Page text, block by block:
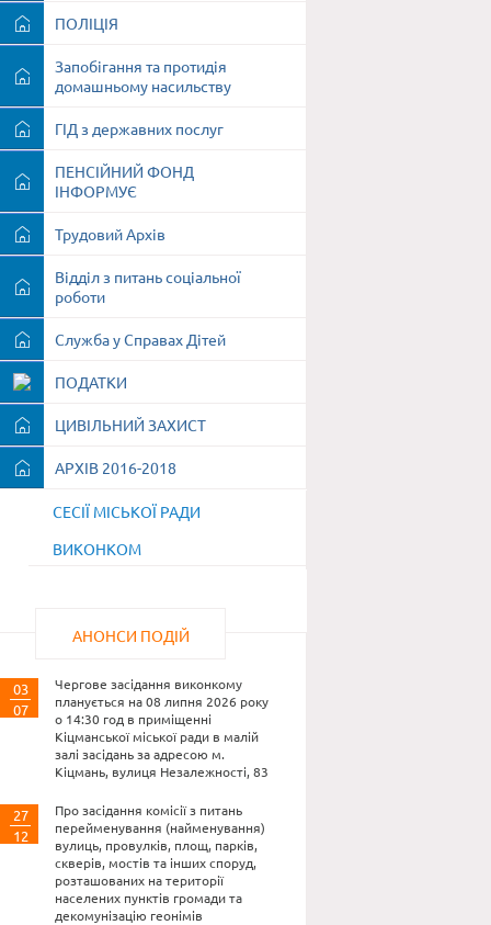
ПОЛІЦІЯ
Запобігання та протидія
домашньому насильству
ГІД з державних послуг
ПЕНСІЙНИЙ ФОНД
ІНФОРМУЄ
Трудовий Архів
Відділ з питань соціальної
роботи
Служба у Справах Дітей
ПОДАТКИ
ЦИВІЛЬНИЙ ЗАХИСТ
АРХІВ 2016-2018
СЕСІЇ МІСЬКОЇ РАДИ
ВИКОНКОМ
АНОНСИ ПОДІЙ
03
07
Чергове засідання виконкому
планується на 08 липня 2026 року
о 14:30 год в приміщенні
Кіцманської міської ради в малій
залі засідань за адресою м.
Кіцмань, вулиця Незалежності, 83
27
12
Про засідання комісії з питань
перейменування (найменування)
вулиць, провулків, площ, парків,
скверів, мостів та інших споруд,
розташованих на території
населених пунктів громади та
декомунізацію геонімів